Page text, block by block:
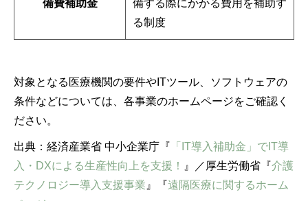
備費補助金
備する際にかかる費用を補助す
る制度
対象となる医療機関の要件やITツール、ソフトウェアの
条件などについては、各事業のホームページをご確認く
ださい。
出典：経済産業省 中小企業庁『 「IT導入補助金」でIT導
入・DXによる生産性向上を支援！
』／厚生労働省『介護
テクノロジー導入支援事業 』『遠隔医療に関するホーム